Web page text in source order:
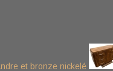
et bronze nickelé